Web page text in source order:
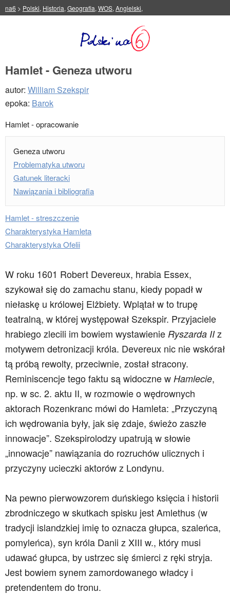
na6 > Polski, Historia, Geografia, WOS, Angielski,
Hamlet - Geneza utworu
autor: William Szekspir
epoka: Barok
Hamlet - opracowanie
Geneza utworu
Problematyka utworu
Gatunek literacki
Nawiązania i bibliografia
Hamlet - streszczenie
Charakterystyka Hamleta
Charakterystyka Ofelii
W roku 1601 Robert Devereux, hrabia Essex,
szykował się do zamachu stanu, kiedy popadł w
niełaskę u królowej Elżbiety. Wplątał w to trupę
teatralną, w której występował Szekspir. Przyjaciele
hrabiego zlecili im bowiem wystawienie Ryszarda IIz
motywem detronizacji króla. Devereux nic nie wskórał
tą próbą rewolty, przeciwnie, został stracony.
Reminiscencje tego faktu są widoczne w Hamlecie,
np. w sc. 2. aktu II, w rozmowie o wędrownych
aktorach Rozenkranc mówi do Hamleta: „Przyczyną
ich wędrowania były, jak się zdaje, świeżo zaszłe
innowacje”. Szekspirolodzy upatrują w słowie
„innowacje” nawiązania do rozruchów ulicznych i
przyczyny ucieczki aktorów z Londynu.
Na pewno pierwowzorem duńskiego księcia i historii
zbrodniczego w skutkach spisku jest Amlethus (w
tradycji islandzkiej imię to oznacza głupca, szaleńca,
pomyleńca), syn króla Danii z XIII w., który musi
udawać głupca, by ustrzec się śmierci z ręki stryja.
Jest bowiem synem zamordowanego władcy i
pretendentem do tronu.